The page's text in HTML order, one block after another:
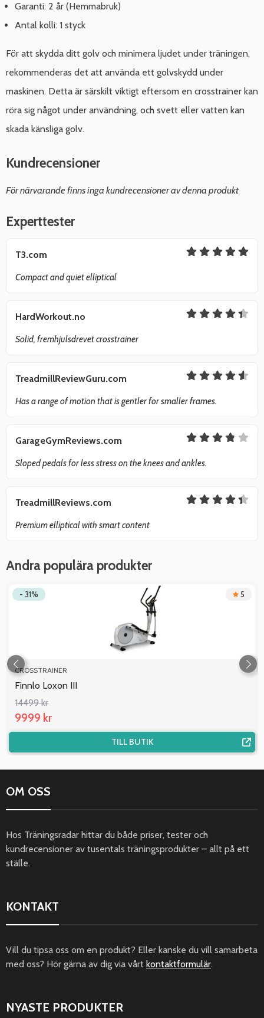
Garanti: 2 år (Hemmabruk)
Antal kolli: 1 styck
För att skydda ditt golv och minimera ljudet under träningen,
rekommenderas det att använda ett golvskydd under
maskinen. Detta är särskilt viktigt eftersom en crosstrainer kan
röra sig något under användning, och svett eller vatten kan
skada känsliga golv.
Kundrecensioner
För närvarande finns inga kundrecensioner av denna produkt
Experttester
T3.com
Compact and quiet elliptical
HardWorkout.no
Solid, fremhjulsdrevet crosstrainer
TreadmillReviewGuru.com
Has a range of motion that is gentler for smaller frames.
GarageGymReviews.com
Sloped pedals for less stress on the knees and ankles.
TreadmillReviews.com
Premium elliptical with smart content
Andra populära produkter
- 31% 5
CROSSTRAINER
Finnlo Loxon III
14499 kr
9999 kr
TILL BUTIK
OM OSS
Hos Träningsradar hittar du både priser, tester och
kundrecensioner av tusentals träningsprodukter – allt på ett
ställe.
KONTAKT
Vill du tipsa oss om en produkt? Eller kanske du vill samarbeta
med oss? Hör gärna av dig via vårt kontaktformulär.
NYASTE PRODUKTER